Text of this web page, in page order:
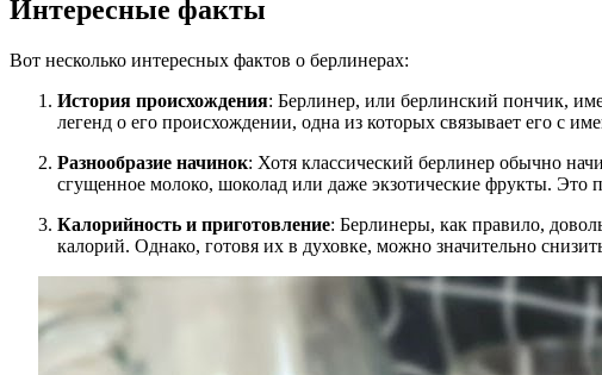
Интересные факты
Вот несколько интересных фактов о берлинерах:
История происхождения: Берлинер, или берлинский пончик,
легенд о его происхождении, одна из которых связывает его с
Разнообразие начинок: Хотя классический берлинер обычно
сгущенное молоко, шоколад или даже экзотические фрукты.
Калорийность и приготовление: Берлинеры, как правило,
калорий. Однако, готовя их в духовке, можно значительно